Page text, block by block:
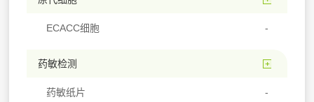
ECACC细胞
药敏检测
药敏纸片